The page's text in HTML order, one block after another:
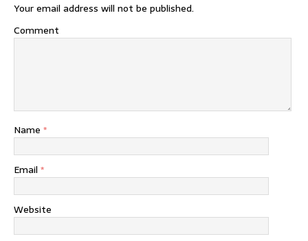
Your email address will not be published.
Comment
Name *
Email *
Website